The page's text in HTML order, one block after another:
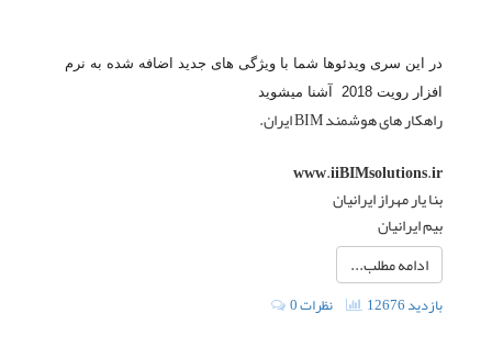
در این سری ویدئوها شما با ویژگی های جدید اضافه شده به نرم
افزار رویت 2018 آشنا میشوید
راهکار های هوشمند BIM ایران.
www.iiBIMsolutions.ir
بنا یار مهراز ایرانیان
بیم ایرانیان
ادامه مطلب...
0 نظرات 12676 بازدید